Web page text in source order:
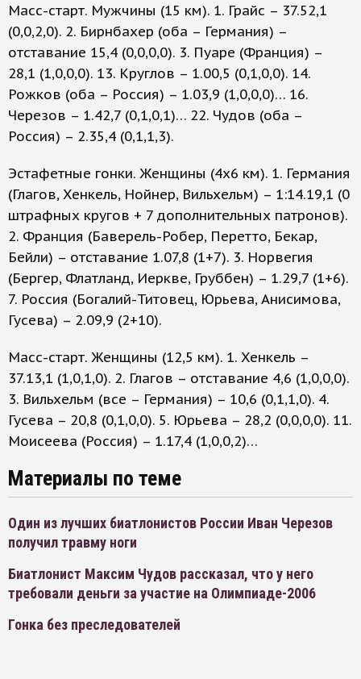
Масс-старт. Мужчины (15 км). 1. Грайс – 37.52,1
(0,0,2,0). 2. Бирнбахер (оба – Германия) –
отставание 15,4 (0,0,0,0). 3. Пуаре (Франция) –
28,1 (1,0,0,0). 13. Круглов – 1.00,5 (0,1,0,0). 14.
Рожков (оба – Россия) – 1.03,9 (1,0,0,0)… 16.
Черезов – 1.42,7 (0,1,0,1)… 22. Чудов (оба –
Россия) – 2.35,4 (0,1,1,3).
Эстафетные гонки. Женщины (4х6 км). 1. Германия
(Глагов, Хенкель, Нойнер, Вильхельм) – 1:14.19,1 (0
штрафных кругов + 7 дополнительных патронов).
2. Франция (Баверель-Робер, Перетто, Бекар,
Бейли) – отставание 1.07,8 (1+7). 3. Норвегия
(Бергер, Флатланд, Иеркве, Груббен) – 1.29,7 (1+6).
7. Россия (Богалий-Титовец, Юрьева, Анисимова,
Гусева) – 2.09,9 (2+10).
Масс-старт. Женщины (12,5 км). 1. Хенкель –
37.13,1 (1,0,1,0). 2. Глагов – отставание 4,6 (1,0,0,0).
3. Вильхельм (все – Германия) – 10,6 (0,1,1,0). 4.
Гусева – 20,8 (0,1,0,0). 5. Юрьева – 28,2 (0,0,0,0). 11.
Моисеева (Россия) – 1.17,4 (1,0,0,2)…
Материалы по теме
Один из лучших биатлонистов России Иван Черезов
получил травму ноги
Биатлонист Максим Чудов рассказал, что у него
требовали деньги за участие на Олимпиаде-2006
Гонка без преследователей